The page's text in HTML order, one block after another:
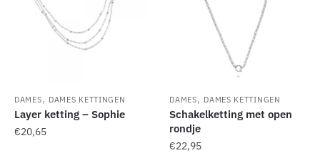
DAMES, DAMES KETTINGEN
Layer ketting – Sophie
€20,65
DAMES, DAMES KETTINGEN
Schakelketting met open
rondje
€22,95